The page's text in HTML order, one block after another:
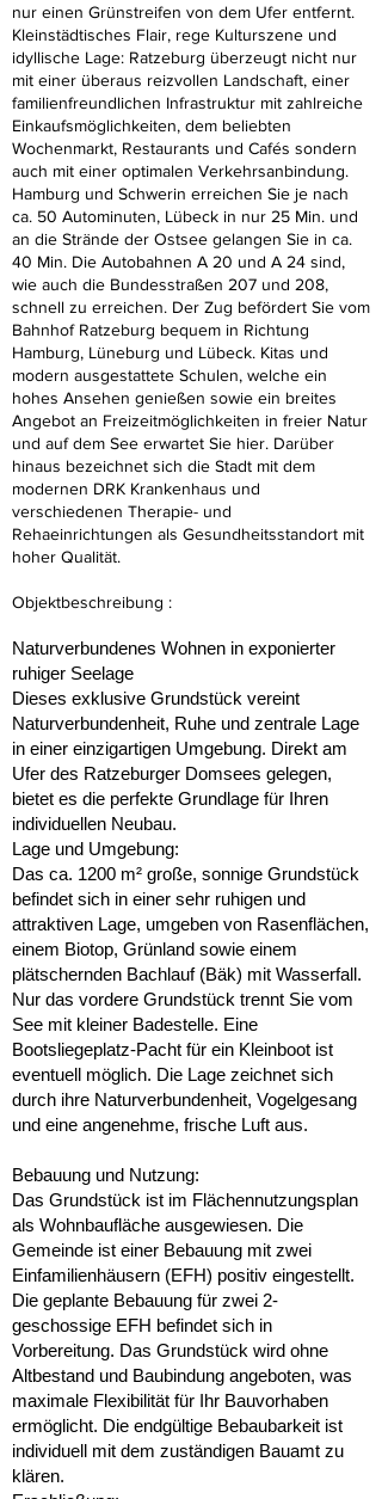
nur einen Grünstreifen von dem Ufer entfernt.
Kleinstädtisches Flair, rege Kulturszene und
idyllische Lage: Ratzeburg überzeugt nicht nur
mit einer überaus reizvollen Landschaft, einer
familienfreundlichen Infrastruktur mit zahlreiche
Einkaufsmöglichkeiten, dem beliebten
Wochenmarkt, Restaurants und Cafés sondern
auch mit einer optimalen Verkehrsanbindung.
Hamburg und Schwerin erreichen Sie je nach
ca. 50 Autominuten, Lübeck in nur 25 Min. und
an die Strände der Ostsee gelangen Sie in ca.
40 Min. Die Autobahnen A 20 und A 24 sind,
wie auch die Bundesstraßen 207 und 208,
schnell zu erreichen. Der Zug befördert Sie vom
Bahnhof Ratzeburg bequem in Richtung
Hamburg, Lüneburg und Lübeck. Kitas und
modern ausgestattete Schulen, welche ein
hohes Ansehen genießen sowie ein breites
Angebot an Freizeitmöglichkeiten in freier Natur
und auf dem See erwartet Sie hier. Darüber
hinaus bezeichnet sich die Stadt mit dem
modernen DRK Krankenhaus und
verschiedenen Therapie- und
Rehaeinrichtungen als Gesundheitsstandort mit
hoher Qualität.
Objektbeschreibung :
Naturverbundenes Wohnen in exponierter
ruhiger Seelage
Dieses exklusive Grundstück vereint
Naturverbundenheit, Ruhe und zentrale Lage
in einer einzigartigen Umgebung. Direkt am
Ufer des Ratzeburger Domsees gelegen,
bietet es die perfekte Grundlage für Ihren
individuellen Neubau.
Lage und Umgebung:
Das ca. 1200 m² große, sonnige Grundstück
befindet sich in einer sehr ruhigen und
attraktiven Lage, umgeben von Rasenflächen,
einem Biotop, Grünland sowie einem
plätschernden Bachlauf (Bäk) mit Wasserfall.
Nur das vordere Grundstück trennt Sie vom
See mit kleiner Badestelle. Eine
Bootsliegeplatz-Pacht für ein Kleinboot ist
eventuell möglich. Die Lage zeichnet sich
durch ihre Naturverbundenheit, Vogelgesang
und eine angenehme, frische Luft aus.
Bebauung und Nutzung:
Das Grundstück ist im Flächennutzungsplan
als Wohnbaufläche ausgewiesen. Die
Gemeinde ist einer Bebauung mit zwei
Einfamilienhäusern (EFH) positiv eingestellt.
Die geplante Bebauung für zwei 2-
geschossige EFH befindet sich in
Vorbereitung. Das Grundstück wird ohne
Altbestand und Baubindung angeboten, was
maximale Flexibilität für Ihr Bauvorhaben
ermöglicht. Die endgültige Bebaubarkeit ist
individuell mit dem zuständigen Bauamt zu
klären.